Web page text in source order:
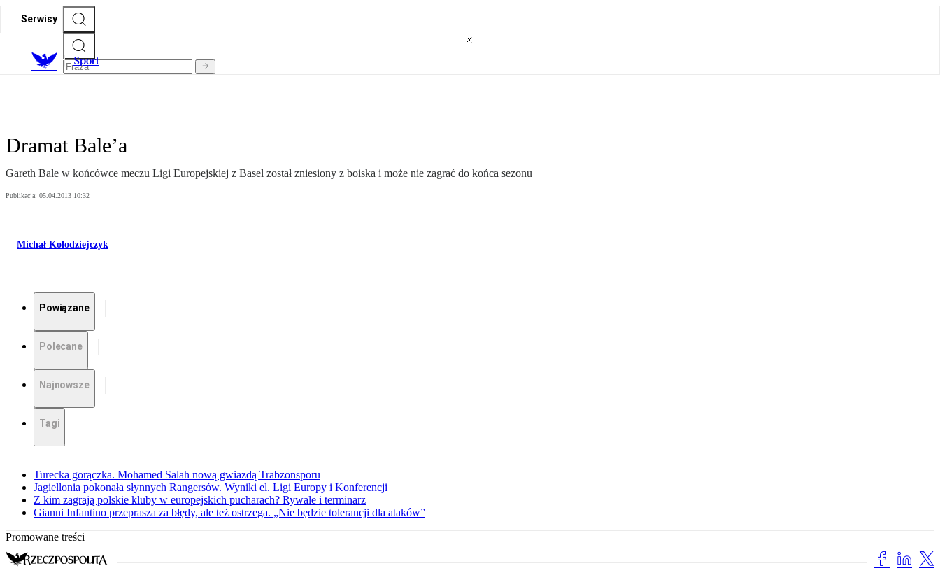
Serwisy
Sport
Dramat Bale’a
Gareth Bale w końcówce meczu Ligi Europejskiej z Basel został zniesiony z boiska i może nie zagrać do końca sezonu
Publikacja: 05.04.2013 10:32
Michał Kołodziejczyk
Powiązane
Polecane
Najnowsze
Tagi
Turecka gorączka. Mohamed Salah nową gwiazdą Trabzonsporu
Jagiellonia pokonała słynnych Rangersów. Wyniki el. Ligi Europy i Konferencji
Z kim zagrają polskie kluby w europejskich pucharach? Rywale i terminarz
Gianni Infantino przeprasza za błędy, ale też ostrzega. „Nie będzie tolerancji dla ataków”
Promowane treści